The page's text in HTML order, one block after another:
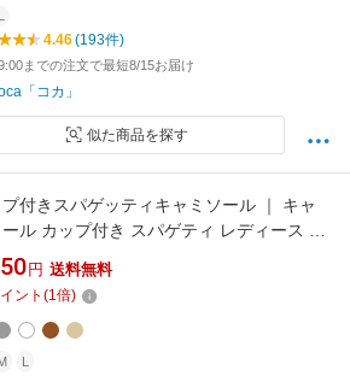
4.46(193件)
までの注文で最短8/15お届け
「コカ」
似た商品を探す
付きスパゲッティキャミソール ｜ キャ
ール カップ付き スパゲティ レディース ト
キャミ キャミソール インナー【宅配
一部予約8月26日~31日以内順次発送)best
円 送料無料
ント (1倍)
L